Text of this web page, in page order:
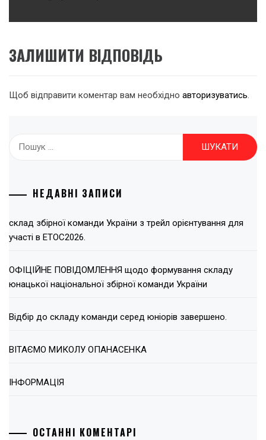
ЗАЛИШИТИ ВІДПОВІДЬ
Щоб відправити коментар вам необхідно авторизуватись.
НЕДАВНІ ЗАПИСИ
склад збірної команди України з трейл орієнтування для
участі в ЕТОС2026.
ОФІЦІЙНЕ ПОВІДОМЛЕННЯ щодо формування складу
юнацької національної збірної команди України
Відбір до складу команди серед юніорів завершено.
ВІТАЄМО МИКОЛУ ОПАНАСЕНКА
ІНФОРМАЦІЯ
ОСТАННІ КОМЕНТАРІ